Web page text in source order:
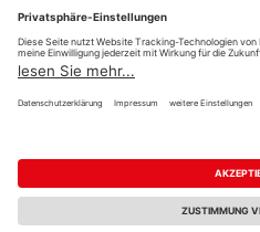
Wir helfen Ihnen gerne
weiter
Tel.:+49 6062 956180
E-Mail:shop@holzland-seibert.de
Impressum AGB
Reservierungsbedingungen